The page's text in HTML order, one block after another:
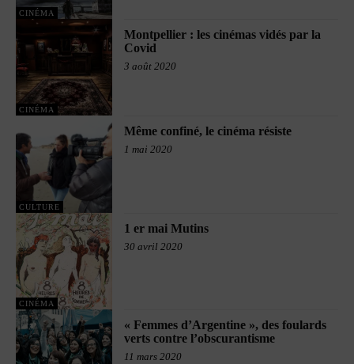
CINÉMA
CINÉMA
Montpellier : les cinémas vidés par la
Covid
3 août 2020
CULTURE
Même confiné, le cinéma résiste
1 mai 2020
CINÉMA
1 er mai Mutins
30 avril 2020
« Femmes d’Argentine », des foulards
verts contre l’obscurantisme
11 mars 2020